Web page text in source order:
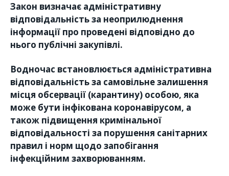
Закон визначає адміністративну
відповідальність за неоприлюднення
інформації про проведені відповідно до
нього публічні закупівлі.
Водночас встановлюється адміністративна
відповідальність за самовільне залишення
місця обсервації (карантину) особою, яка
може бути інфікована коронавірусом, а
також підвищення кримінальної
відповідальності за порушення санітарних
правил і норм щодо запобігання
інфекційним захворюванням.